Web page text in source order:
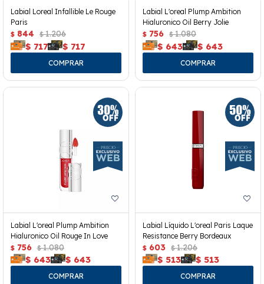
Labial Loreal Infallible Le Rouge
Paris
$ 844 $ 1.206
$ 717 $ 717
Labial L'oreal Plump Ambition
Hialuronico Oil Berry Jolie
$ 756 $ 1.080
$ 643 $ 643
Labial L'oreal Plump Ambition
Hialuronico Oil Rouge In Love
$ 756 $ 1.080
$ 643 $ 643
Labial Líquido L'oreal Paris Laque
Resistance Berry Bordeaux
$ 603 $ 1.206
$ 513 $ 513